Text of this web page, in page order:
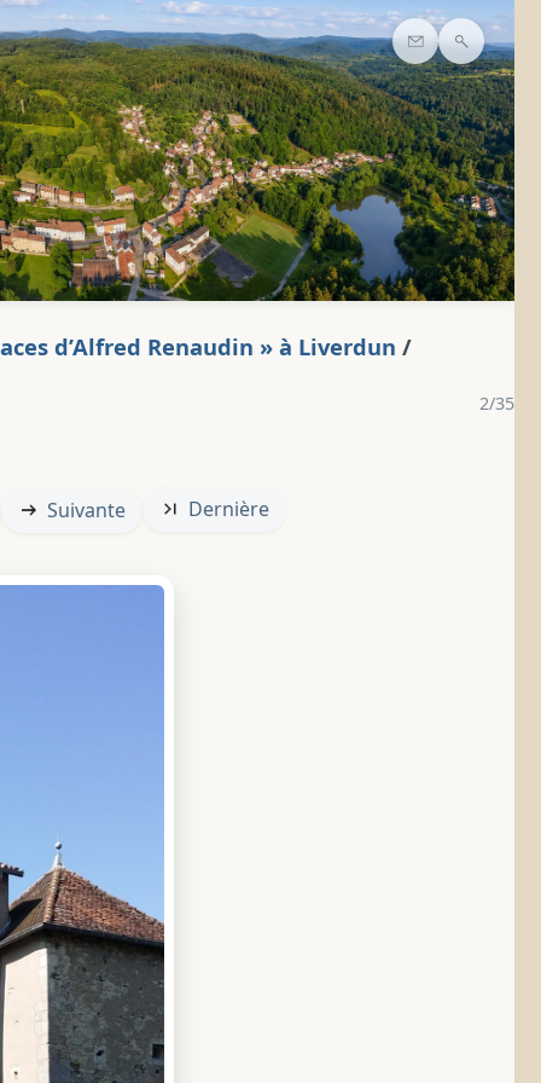
Contact
d’Alfred Renaudin » à Liverdun /
2/35
Suivante Dernière